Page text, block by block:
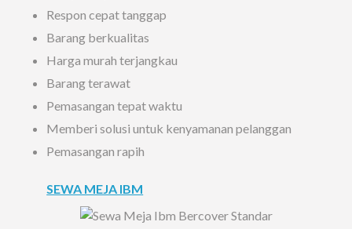
Respon cepat tanggap
Barang berkualitas
Harga murah terjangkau
Barang terawat
Pemasangan tepat waktu
Memberi solusi untuk kenyamanan pelanggan
Pemasangan rapih
SEWA MEJA IBM